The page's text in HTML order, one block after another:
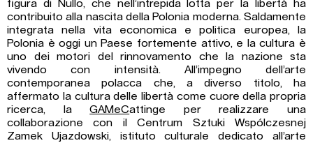
figura di Nullo, che nell’intrepida lotta per la libertà ha
contribuito alla nascita della Polonia moderna. Saldamente
integrata nella vita economica e politica europea, la
Polonia è oggi un Paese fortemente attivo, e la cultura è
uno dei motori del rinnovamento che la nazione sta
vivendo con intensità. All’impegno dell’arte
contemporanea polacca che, a diverso titolo, ha
affermato la cultura delle libertà come cuore della propria
ricerca, laGAMeCattinge per realizzare una
collaborazione con il Centrum Sztuki Wspólczesnej
Zamek Ujazdowski, istituto culturale dedicato all’arte